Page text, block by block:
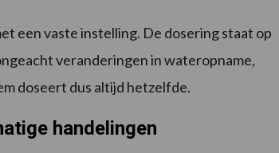
een vaste instelling. De dosering staat op
veranderingen in wateropname,
doseert dus altijd hetzelfde.
handelingen